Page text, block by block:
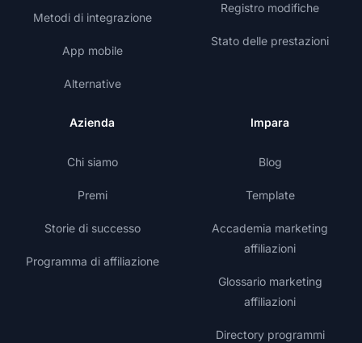
Metodi di integrazione
App mobile
Alternative
Registro modifiche
Stato delle prestazioni
Azienda
Chi siamo
Premi
Storie di successo
Programma di affiliazione
Impara
Blog
Template
Accademia marketing
affiliazioni
Glossario marketing
affiliazioni
Directory programmi